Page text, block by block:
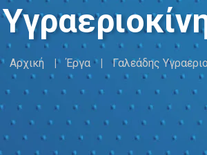
Αρχική Έργα Γαλεάδης